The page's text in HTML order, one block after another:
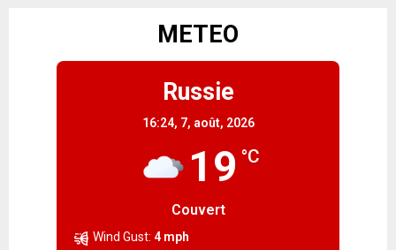
METEO
Russie
16:24, 7, août, 2026
19 °C
Couvert
Wind Gust: 4 mph